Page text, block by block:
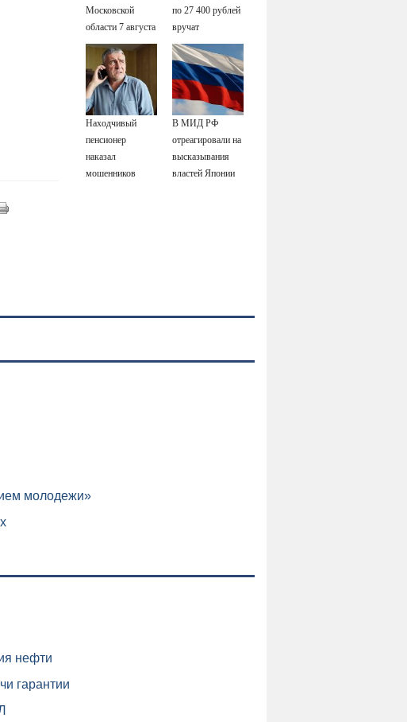
Московской
области 7 августа
2026 года:
Причины,
источник, откуда
был громкий
хлопок
по 27 400 рублей
вручат
пенсионерам в
сентябре -
PrimaMedia.ru
Находчивый
пенсионер
наказал
мошенников
В МИД РФ
отреагировали на
высказывания
властей Японии
молодежи»
нефти
гарантии